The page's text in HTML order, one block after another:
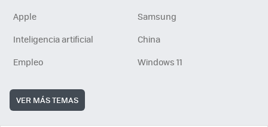
Apple
Samsung
Inteligencia artificial
China
Empleo
Windows 11
VER MÁS TEMAS